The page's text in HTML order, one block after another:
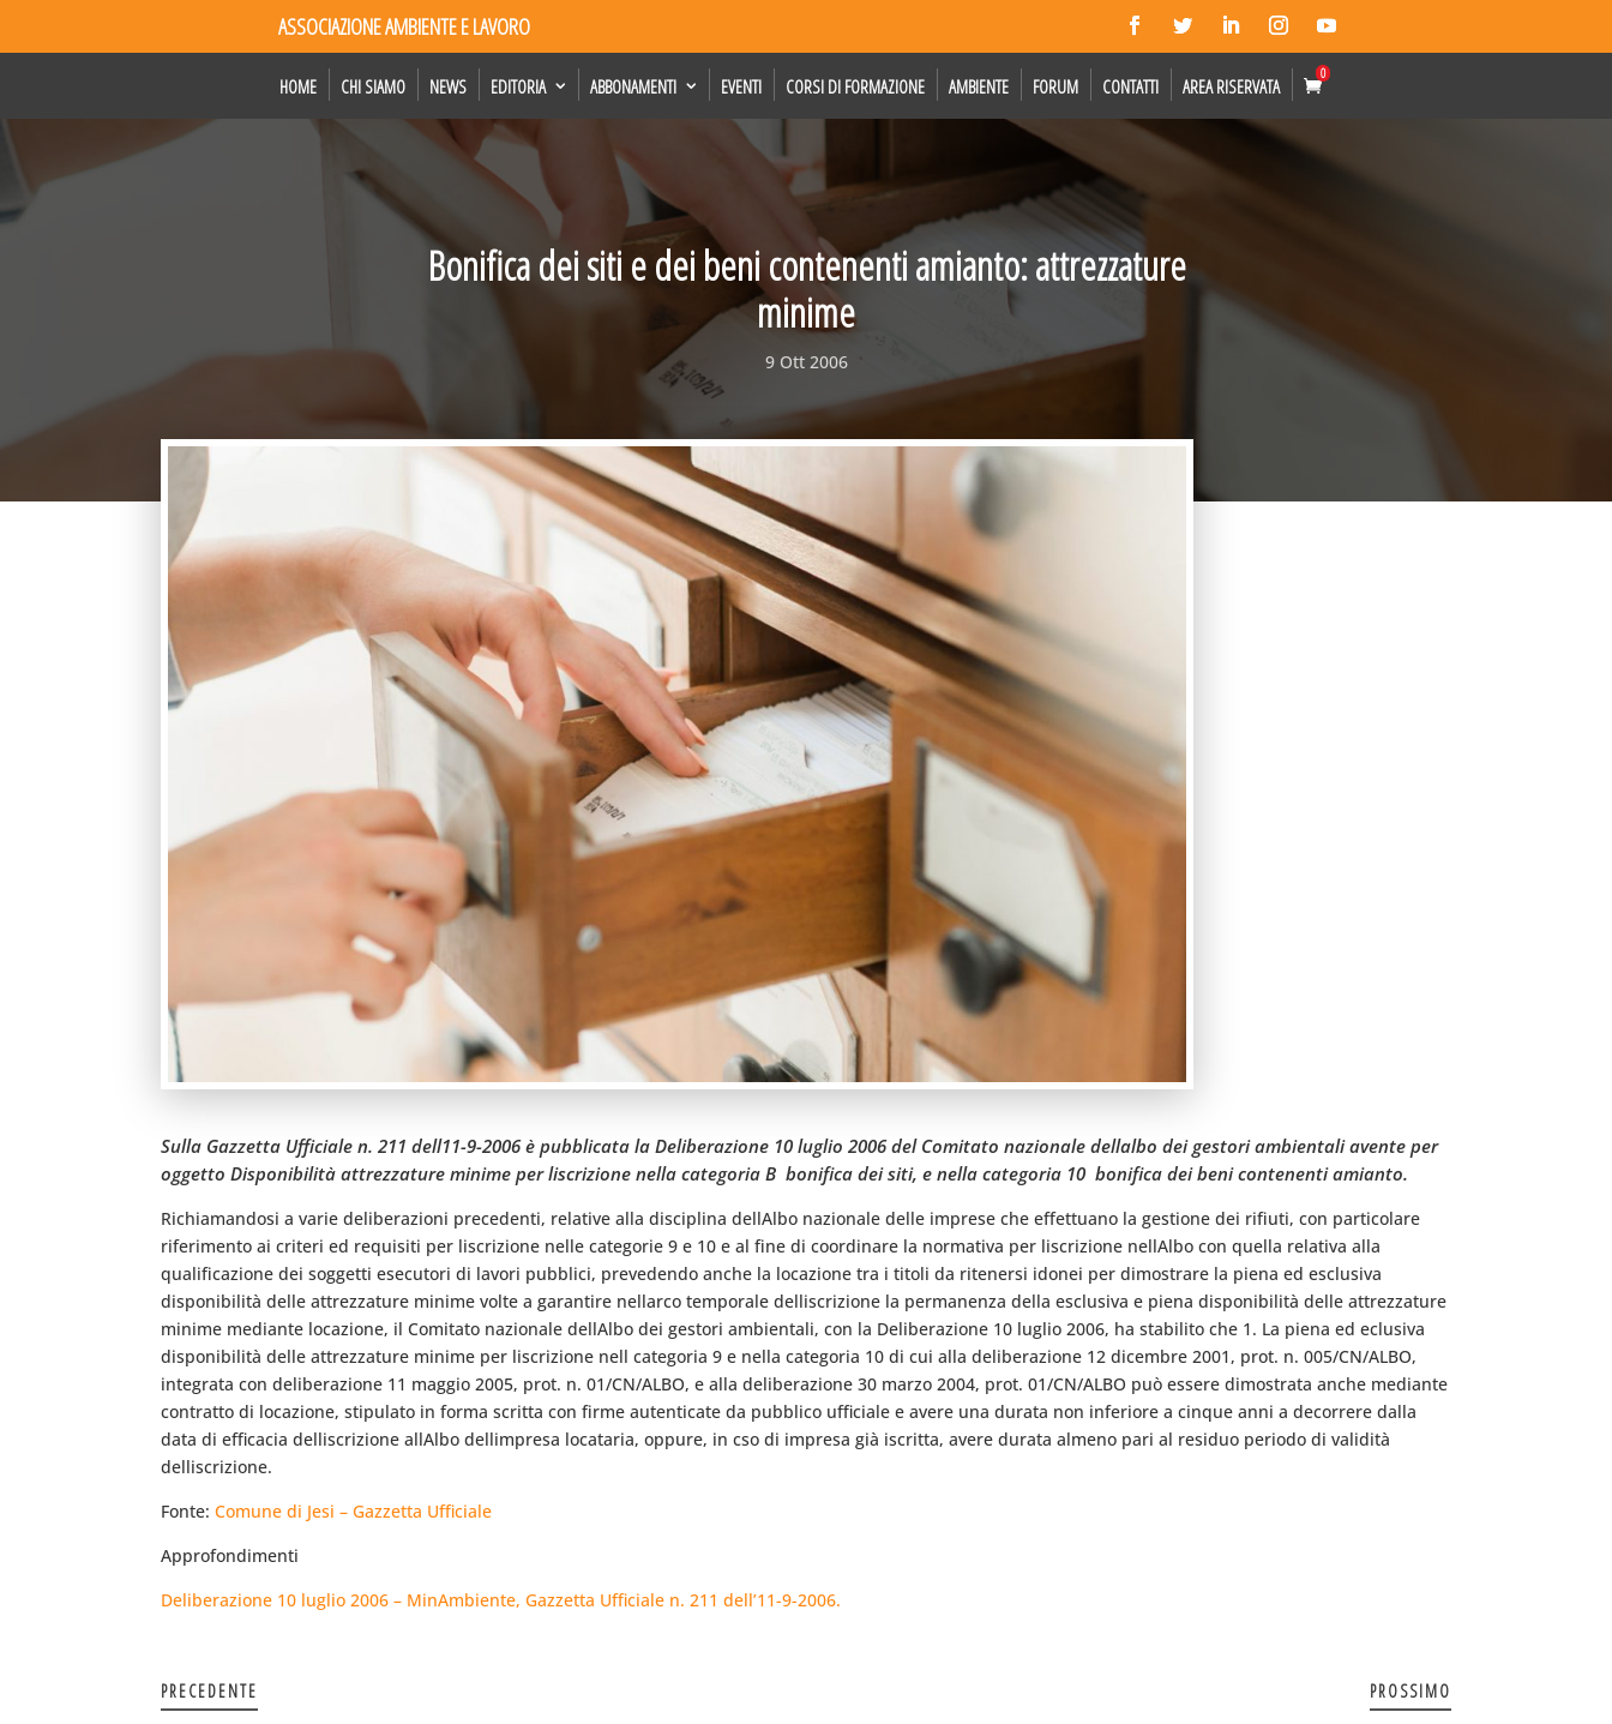
ASSOCIAZIONE AMBIENTE E LAVORO
HOME CHI SIAMO NEWS EDITORIA ABBONAMENTI EVENTI CORSI DI FORMAZIONE AMBIENTE FORUM CONTATTI AREA RISERVATA
0
Bonifica dei siti e dei beni contenenti amianto: attrezzature
minime
9 Ott 2006
Sulla Gazzetta Ufficiale n. 211 dell11-9-2006 è pubblicata la Deliberazione 10 luglio 2006 del Comitato nazionale dellalbo dei gestori ambientali avente per
oggetto Disponibilità attrezzature minime per liscrizione nella categoria B  bonifica dei siti, e nella categoria 10  bonifica dei beni contenenti amianto.
Richiamandosi a varie deliberazioni precedenti, relative alla disciplina dellAlbo nazionale delle imprese che effettuano la gestione dei rifiuti, con particolare
riferimento ai criteri ed requisiti per liscrizione nelle categorie 9 e 10 e al fine di coordinare la normativa per liscrizione nellAlbo con quella relativa alla
qualificazione dei soggetti esecutori di lavori pubblici, prevedendo anche la locazione tra i titoli da ritenersi idonei per dimostrare la piena ed esclusiva
disponibilità delle attrezzature minime volte a garantire nellarco temporale delliscrizione la permanenza della esclusiva e piena disponibilità delle attrezzature
minime mediante locazione, il Comitato nazionale dellAlbo dei gestori ambientali, con la Deliberazione 10 luglio 2006, ha stabilito che 1. La piena ed eclusiva
disponibilità delle attrezzature minime per liscrizione nell categoria 9 e nella categoria 10 di cui alla deliberazione 12 dicembre 2001, prot. n. 005/CN/ALBO,
integrata con deliberazione 11 maggio 2005, prot. n. 01/CN/ALBO, e alla deliberazione 30 marzo 2004, prot. 01/CN/ALBO può essere dimostrata anche mediante
contratto di locazione, stipulato in forma scritta con firme autenticate da pubblico ufficiale e avere una durata non inferiore a cinque anni a decorrere dalla
data di efficacia delliscrizione allAlbo dellimpresa locataria, oppure, in cso di impresa già iscritta, avere durata almeno pari al residuo periodo di validità
delliscrizione.
Fonte:Comune di Jesi – Gazzetta Ufficiale
Approfondimenti
Deliberazione 10 luglio 2006 – MinAmbiente, Gazzetta Ufficiale n. 211 dell’11-9-2006.
PRECEDENTE
PROSSIMO